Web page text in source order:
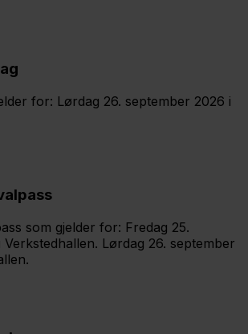
for: Lørdag 26. september 2026 i
som gjelder for: Fredag 25.
Lørdag 26. september